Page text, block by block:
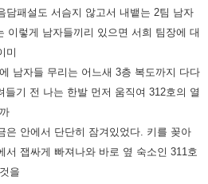
담패설도 서슴지 않고서 내뱉는 2팀 남자
이렇게 남자들끼리 있으면 서희 팀장에 대
미
남자들 무리는 어느새 3층 복도 까지 다다
들기 전 나는 한발 먼저 움직여 312호의 열
은 안에서 단단히 잠겨있었다. 키를 꽂아
서 잽싸게 빠져나와 바로 옆 숙소인 311호
을